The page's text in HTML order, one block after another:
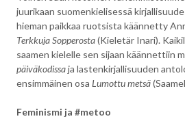
juurikaan suomenkielisessä
hieman paikkaa ruotsista käännetty
Terkkuja Sopperosta(Kieletär Inari).
saamen kielelle sen sijaan käännettiin
päiväkodissaja lastenkirjallisuuden
ensimmäinen osa Lumottu metsä
Feminismi ja #metoo